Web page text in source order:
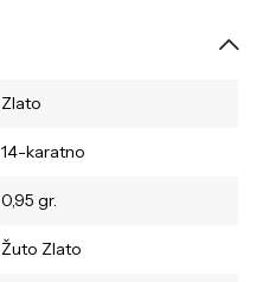
Zlato
14-karatno
0,95 gr.
Žuto Zlato